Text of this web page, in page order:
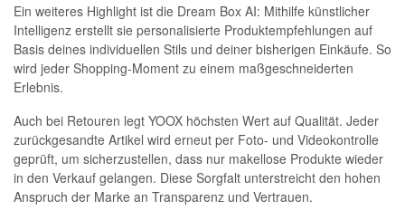
Ein weiteres Highlight ist die Dream Box AI: Mithilfe künstlicher
Intelligenz erstellt sie personalisierte Produktempfehlungen auf
Basis deines individuellen Stils und deiner bisherigen Einkäufe. So
wird jeder Shopping-Moment zu einem maßgeschneiderten
Erlebnis.
Auch bei Retouren legt YOOX höchsten Wert auf Qualität. Jeder
zurückgesandte Artikel wird erneut per Foto- und Videokontrolle
geprüft, um sicherzustellen, dass nur makellose Produkte wieder
in den Verkauf gelangen. Diese Sorgfalt unterstreicht den hohen
Anspruch der Marke an Transparenz und Vertrauen.